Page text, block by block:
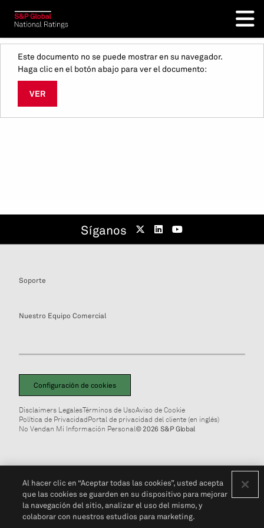
Este documento no se puede mostrar en su navegador.
Haga clic en el botón abajo para ver el documento:
VER
Síganos
Soporte
Nuestro Equipo Comercial
Configuración de cookies
Disclaimers LegalesTérminos de UsoAviso de Cookie
Política de PrivacidadPortal de privacidad del cliente (en inglés)
No Vendan Mi Información Personal© 2026 S&P Global
Al hacer clic en “Aceptar todas las cookies”, usted acepta
que las cookies se guarden en su dispositivo para mejorar
la navegación del sitio, analizar el uso del mismo, y
colaborar con nuestros estudios para marketing.